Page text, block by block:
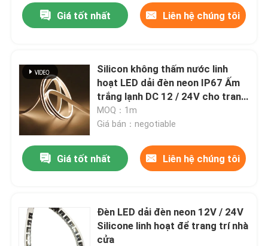
Giá tốt nhất Liên hệ chúng tôi
Silicon không thấm nước linh
hoạt LED dải đèn neon IP67 Ấm
trắng lạnh DC 12 / 24V cho trang
trí ngoài trời trong nhà
MOQ：1m
Giá bán：negotiable
Giá tốt nhất Liên hệ chúng tôi
Đèn LED dải đèn neon 12V / 24V
Silicone linh hoạt để trang trí nhà
cửa